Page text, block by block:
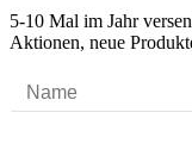
5-10 Mal im Jahr
Aktionen, neue